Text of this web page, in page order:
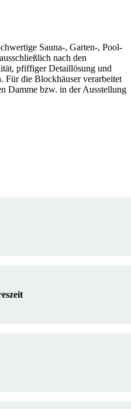
Sauna-, Garten-, Pool-
nach den
pfiffiger Detaillösung und
Für die Blockhäuser verarbeitet
Damme bzw. in der Ausstellung